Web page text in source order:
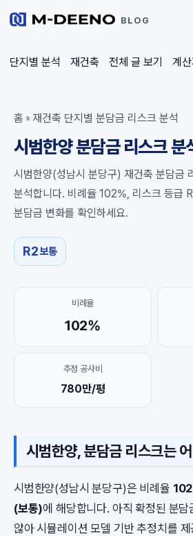
BLOG
단지별 분석 재건축 전체 글 보기 계산
홈 » 재건축 단지별 분담금 리스크 분석
시범한양 분담금 리스크 분
시범한양(성남시 분당구) 재건축 분담금
분석합니다. 비례율 102%, 리스크 등급
분담금 변화를 확인하세요.
R2보통
비례율
102%
추정 공사비
780만/평
시범한양, 분담금 리스크는
시범한양(성남시 분당구)은 비례율
(보통)에 해당합니다. 아직 확정된 분담
않아 시뮬레이션 모델 기반 추정치를